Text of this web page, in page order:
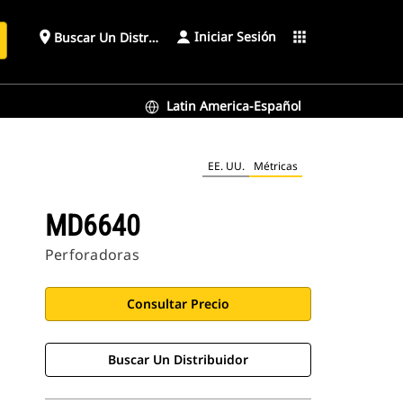
place Buscar Un Distribuidor Iniciar Sesión apps
Latin America-Español
EE. UU. Métricas
MD6640
Perforadoras
Consultar Precio
Buscar Un Distribuidor